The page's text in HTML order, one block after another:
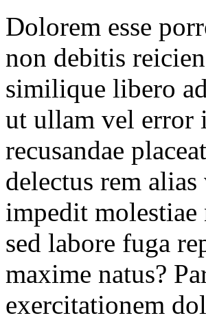
Dolorem esse
non debitis
similique libero
ut ullam vel error
recusandae
delectus rem
impedit
sed labore fuga
maxime natus?
exercitationem